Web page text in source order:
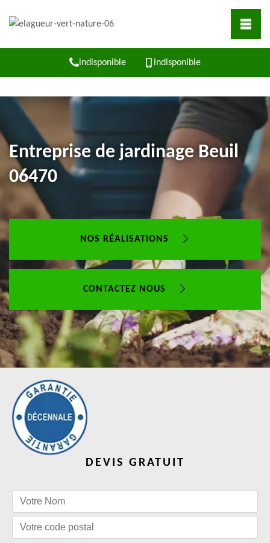
indisponible indisponible
Entreprise de jardinage Beuil
06470
NOS RÉALISATIONS
CONTACTEZ NOUS
DEVIS GRATUIT